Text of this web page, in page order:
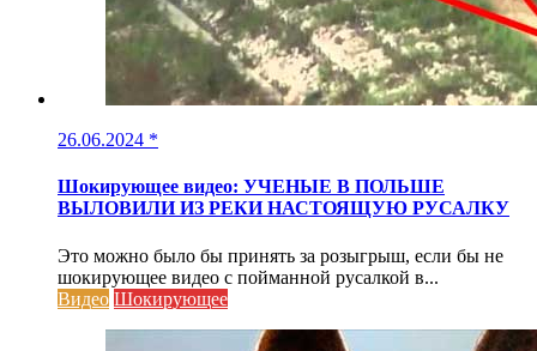
26.06.2024 *
Шокирующее видео: УЧЕНЫЕ В ПОЛЬШЕ
ВЫЛОВИЛИ ИЗ РЕКИ НАСТОЯЩУЮ РУСАЛКУ
Это можно было бы принять за розыгрыш, если бы не
шокирующее видео с пойманной русалкой в...
Видео Шокирующее